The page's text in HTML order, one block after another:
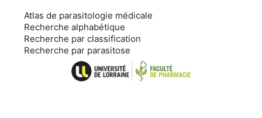
contenu
Atlas de parasitologie médicale
Recherche alphabétique
Recherche par classification
Recherche par parasitose